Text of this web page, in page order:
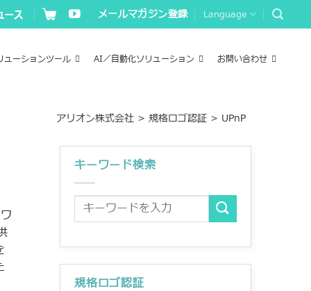
メールマガジン登録 Language
ューションツール AI／自動化ソリューション お問い合わせ
アリオン株式会社> 規格ロゴ認証> UPnP
キーワード検索
規格ロゴ認証